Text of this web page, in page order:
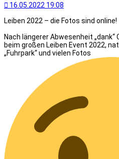
16.05.2022 19:08
Leiben 2022 – die Fotos sind online!
Nach längerer Abwesenheit
beim großen Leiben Event 2022,
„Fuhrpark“ und vielen Fotos